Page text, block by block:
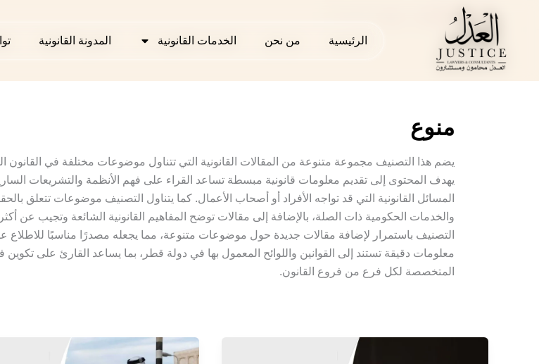
الرئيسية من نحن الخدمات القانونية المدونة القانونية الرئيسية من نحن الخدمات القانونية المدونة القانونية
المدونة القانونية
منوع
يضم هذا التصنيف مجموعة متنوعة من المقالات القانونية التي تتناول موضوعات مختلفة في
يهدف المحتوى إلى تقديم معلومات قانونية مبسطة تساعد القراء على فهم الأنظمة والتشريعات
المسائل القانونية التي قد تواجه الأفراد أو أصحاب الأعمال. كما يتناول التصنيف موضوعات تتعلق
والخدمات الحكومية ذات الصلة، بالإضافة إلى مقالات توضح المفاهيم القانونية الشائعة وتجيب عن
التصنيف باستمرار لإضافة مقالات جديدة حول موضوعات متنوعة، مما يجعله مصدرًا مناسبًا
معلومات دقيقة تستند إلى القوانين واللوائح المعمول بها في دولة قطر، بما يساعد القارئ على
المتخصصة لكل فرع من فروع القانون.